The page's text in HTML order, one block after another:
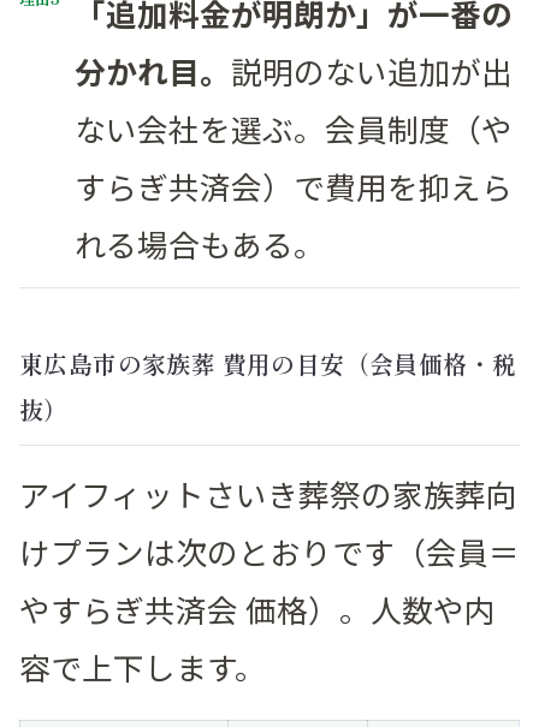
「追加料金が明朗か」が一番の
分かれ目。 説明のない追加が出
ない会社を選ぶ。会員制度（や
すらぎ共済会）で費用を抑えら
れる場合もある。
東広島市の家族葬 費用の目安（会員価格・税
抜）
アイフィットさいき葬祭の家族葬向
けプランは次のとおりです（会員＝
やすらぎ共済会 価格）。人数や内
容で上下します。